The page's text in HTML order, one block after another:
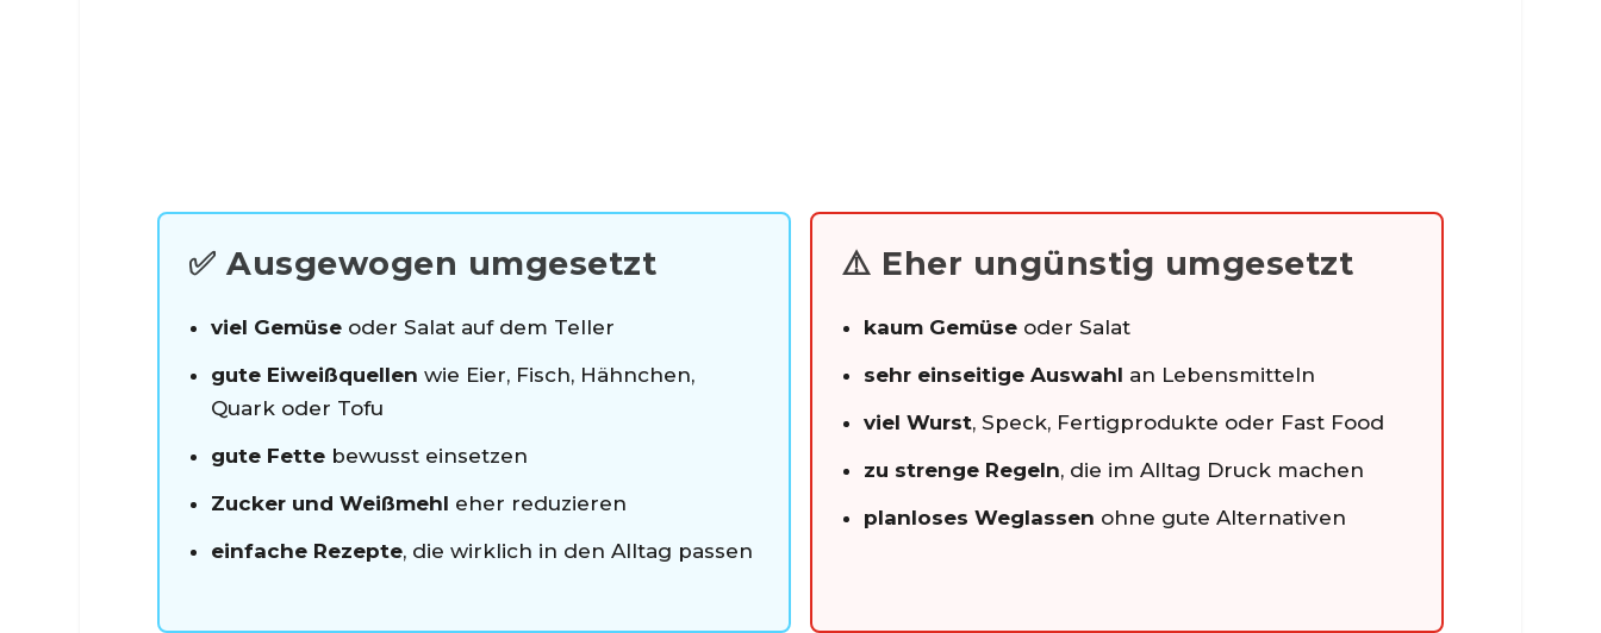
✅ Ausgewogen umgesetzt
viel Gemüse oder Salat auf dem Teller
gute Eiweißquellen wie Eier, Fisch, Hähnchen,
Quark oder Tofu
gute Fette bewusst einsetzen
Zucker und Weißmehl eher reduzieren
einfache Rezepte, die wirklich in den Alltag passen
⚠️ Eher ungünstig umgesetzt
kaum Gemüse oder Salat
sehr einseitige Auswahl an Lebensmitteln
viel Wurst, Speck, Fertigprodukte oder Fast Food
zu strenge Regeln, die im Alltag Druck machen
planloses Weglassen ohne gute Alternativen